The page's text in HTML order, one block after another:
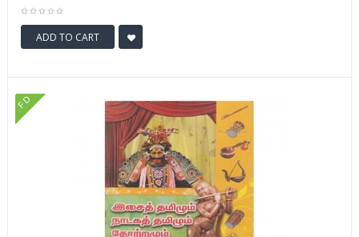
ADD TO CART
FD